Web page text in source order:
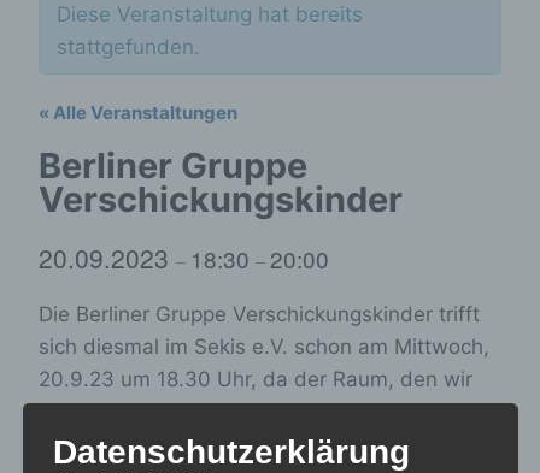
Diese Veranstaltung hat bereits
stattgefunden.
« Alle Veranstaltungen
Berliner Gruppe
Verschickungskinder
20.09.2023 – 18:30 – 20:00
Die Berliner Gruppe Verschickungskinder trifft
sich diesmal im Sekis e.V. schon am Mittwoch,
20.9.23 um 18.30 Uhr, da der Raum, den wir
vergeben ist. Der Termin im Oktober muss
Datenschutzerklärung